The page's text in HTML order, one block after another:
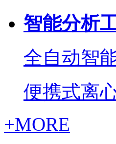
智能分析
全自动智
便携式离
+MORE